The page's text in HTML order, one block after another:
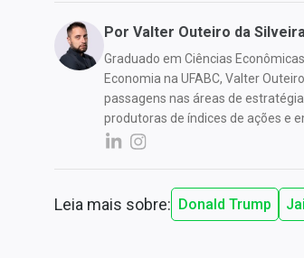
Por Valter Outeiro da
Graduado em Ciências
Economia na UFABC, Valter
passagens nas áreas de
produtoras de índices de ações e
Leia mais sobre: Donald Trump